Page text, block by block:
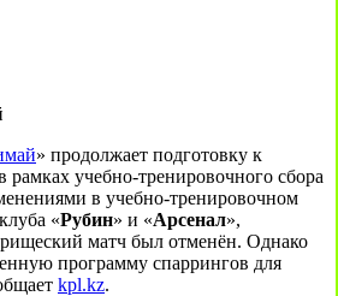
» продолжает подготовку к
рамках учебно-тренировочного сбора
в учебно-тренировочном
«Рубин» и «Арсенал»,
матч был отменён. Однако
программу спаррингов для
kpl.kz.